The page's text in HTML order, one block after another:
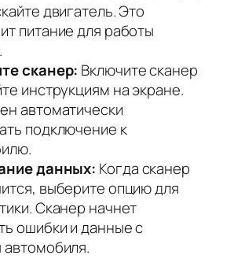
двигатель. Это
питание для работы
сканер: Включите сканер
инструкциям на экране.
автоматически
подключение к
данных: Когда сканер
выберите опцию для
Сканер начнет
ошибки и данные с